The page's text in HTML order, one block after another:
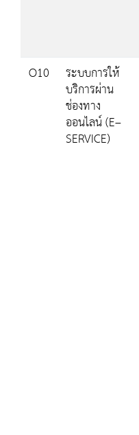
O10
ระบบการให้
บริการผ่าน
ช่องทาง
ออนไลน์ (E–
SERVICE)